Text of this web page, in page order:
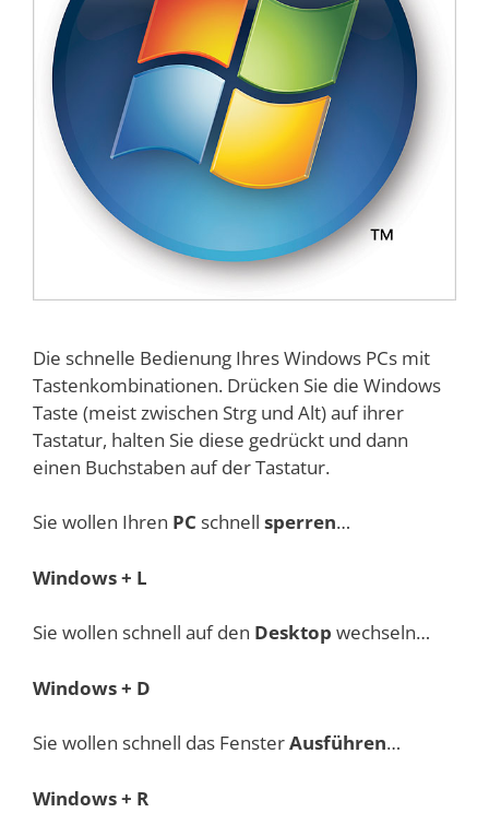
Die schnelle Bedienung Ihres Windows PCs mit
Tastenkombinationen. Drücken Sie die Windows
Taste (meist zwischen Strg und Alt) auf ihrer
Tastatur, halten Sie diese gedrückt und dann
einen Buchstaben auf der Tastatur.
Sie wollen Ihren PC schnell sperren…
Windows + L
Sie wollen schnell auf den Desktop wechseln…
Windows + D
Sie wollen schnell das FensterAusführen…
Windows + R